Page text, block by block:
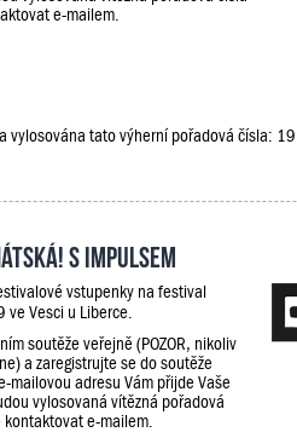
e-mailem.
vylosována tato výherní pořadová čísla:
s Impulsem
vstupenky na festival
Vesci u Liberce.
soutěže veřejně (POZOR, nikoliv
a zaregistrujte se do soutěže
mailovou adresu Vám přijde Vaše
vylosovaná vítězná pořadová
e-mailem.